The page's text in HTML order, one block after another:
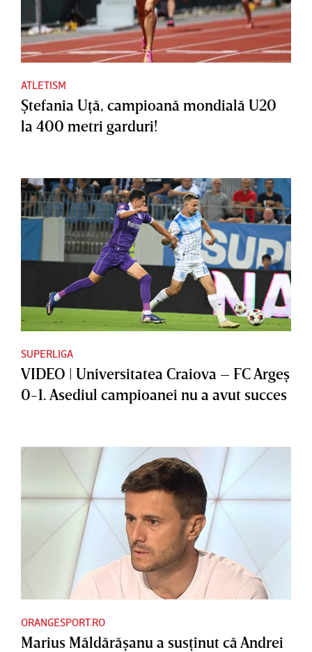
ATLETISM
Ştefania Uţă, campioană mondială U20
la 400 metri garduri!
SUPERLIGA
VIDEO | Universitatea Craiova – FC Argeş
0-1. Asediul campioanei nu a avut succes
ORANGESPORT.RO
Marius Măldărăşanu a susţinut că Andrei